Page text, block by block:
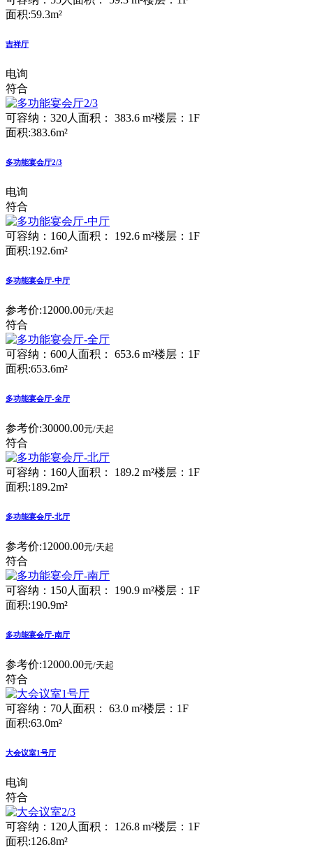
面积:59.3m²
吉祥厅
电询
符合
可容纳：320人 面积： 383.6 m²楼层：1F
面积:383.6m²
多功能宴会厅2/3
电询
符合
可容纳：160人 面积： 192.6 m²楼层：1F
面积:192.6m²
多功能宴会厅-中厅
参考价:12000.00元/天起
符合
可容纳：600人 面积： 653.6 m²楼层：1F
面积:653.6m²
多功能宴会厅-全厅
参考价:30000.00元/天起
符合
可容纳：160人 面积： 189.2 m²楼层：1F
面积:189.2m²
多功能宴会厅-北厅
参考价:12000.00元/天起
符合
可容纳：150人 面积： 190.9 m²楼层：1F
面积:190.9m²
多功能宴会厅-南厅
参考价:12000.00元/天起
符合
可容纳：70人 面积： 63.0 m²楼层：1F
面积:63.0m²
大会议室1号厅
电询
符合
可容纳：120人 面积： 126.8 m²楼层：1F
面积:126.8m²